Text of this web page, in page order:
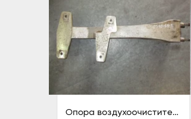
Опора воздухоочистителя